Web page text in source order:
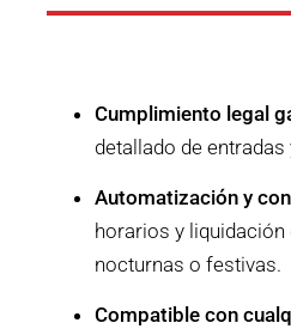
Cumplimiento legal
detallado de entradas
Automatización y
horarios y liquidación
nocturnas o festivas.
Compatible con